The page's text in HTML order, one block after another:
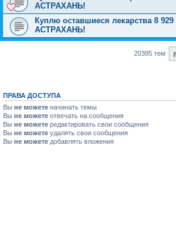
АСТРАХАНЬ!
Куплю оставшиеся лекарства 8
АСТРАХАНЬ!
20385 тем
ПРАВА ДОСТУПА
Вы не можете начинать темы
Вы не можете отвечать на сообщения
Вы не можете редактировать свои сообщения
Вы не можете удалять свои сообщения
Вы не можете добавлять вложения